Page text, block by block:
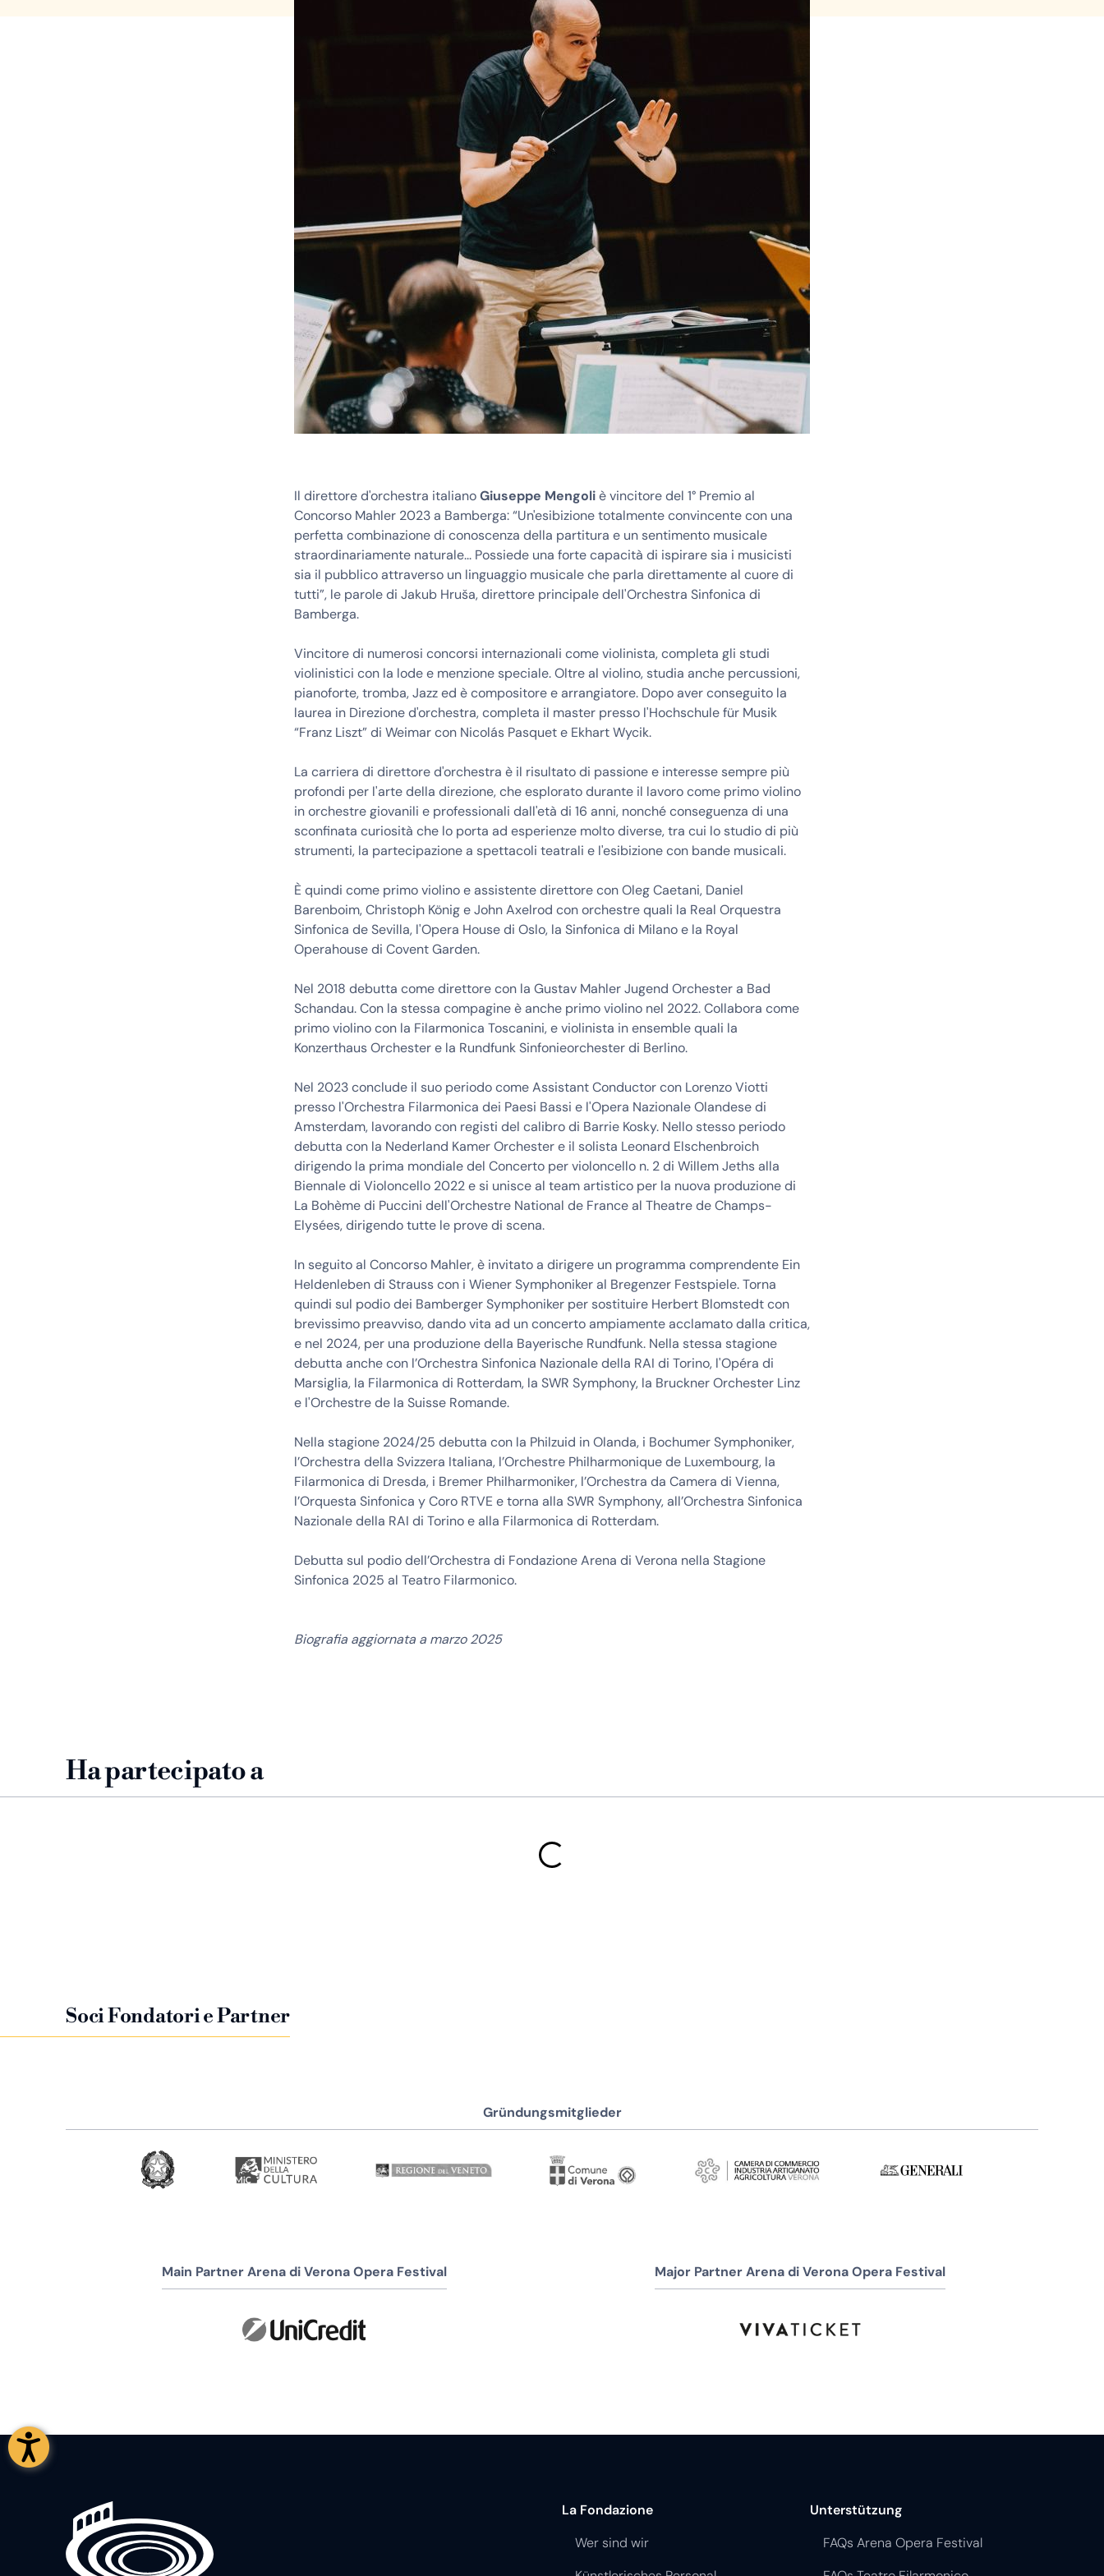
Il direttore d'orchestra italianoGiuseppe Mengoliè vincitore del 1° Premio al
Concorso Mahler 2023 a Bamberga: “Un'esibizione totalmente convincente con una
perfetta combinazione di conoscenza della partitura e un sentimento musicale
straordinariamente naturale... Possiede una forte capacità di ispirare sia i musicisti
sia il pubblico attraverso un linguaggio musicale che parla direttamente al cuore di
tutti”, le parole di Jakub Hruša, direttore principale dell'Orchestra Sinfonica di
Bamberga.
Vincitore di numerosi concorsi internazionali come violinista, completa gli studi
violinistici con la lode e menzione speciale. Oltre al violino, studia anche percussioni,
pianoforte, tromba, Jazz ed è compositore e arrangiatore. Dopo aver conseguito la
laurea in Direzione d'orchestra, completa il master presso l'Hochschule für Musik
“Franz Liszt” di Weimar con Nicolás Pasquet e Ekhart Wycik.
La carriera di direttore d'orchestra è il risultato di passione e interesse sempre più
profondi per l'arte della direzione, che esplorato durante il lavoro come primo violino
in orchestre giovanili e professionali dall'età di 16 anni, nonché conseguenza di una
sconfinata curiosità che lo porta ad esperienze molto diverse, tra cui lo studio di più
strumenti, la partecipazione a spettacoli teatrali e l'esibizione con bande musicali.
È quindi come primo violino e assistente direttore con Oleg Caetani, Daniel
Barenboim, Christoph König e John Axelrod con orchestre quali la Real Orquestra
Sinfonica de Sevilla, l'Opera House di Oslo, la Sinfonica di Milano e la Royal
Operahouse di Covent Garden.
Nel 2018 debutta come direttore con la Gustav Mahler Jugend Orchester a Bad
Schandau. Con la stessa compagine è anche primo violino nel 2022. Collabora come
primo violino con la Filarmonica Toscanini, e violinista in ensemble quali la
Konzerthaus Orchester e la Rundfunk Sinfonieorchester di Berlino.
Nel 2023 conclude il suo periodo come Assistant Conductor con Lorenzo Viotti
presso l'Orchestra Filarmonica dei Paesi Bassi e l'Opera Nazionale Olandese di
Amsterdam, lavorando con registi del calibro di Barrie Kosky. Nello stesso periodo
debutta con la Nederland Kamer Orchester e il solista Leonard Elschenbroich
dirigendo la prima mondiale del Concerto per violoncello n. 2 di Willem Jeths alla
Biennale di Violoncello 2022 e si unisce al team artistico per la nuova produzione di
La Bohème di Puccini dell'Orchestre National de France al Theatre de Champs-
Elysées, dirigendo tutte le prove di scena.
In seguito al Concorso Mahler, è invitato a dirigere un programma comprendente Ein
Heldenleben di Strauss con i Wiener Symphoniker al Bregenzer Festspiele. Torna
quindi sul podio dei Bamberger Symphoniker per sostituire Herbert Blomstedt con
brevissimo preavviso, dando vita ad un concerto ampiamente acclamato dalla critica,
e nel 2024, per una produzione della Bayerische Rundfunk. Nella stessa stagione
debutta anche con l’Orchestra Sinfonica Nazionale della RAI di Torino, l'Opéra di
Marsiglia, la Filarmonica di Rotterdam, la SWR Symphony, la Bruckner Orchester Linz
e l'Orchestre de la Suisse Romande.
Nella stagione 2024/25 debutta con la Philzuid in Olanda, i Bochumer Symphoniker,
l’Orchestra della Svizzera Italiana, l’Orchestre Philharmonique de Luxembourg, la
Filarmonica di Dresda, i Bremer Philharmoniker, l’Orchestra da Camera di Vienna,
l’Orquesta Sinfonica y Coro RTVE e torna alla SWR Symphony, all’Orchestra Sinfonica
Nazionale della RAI di Torino e alla Filarmonica di Rotterdam.
Debutta sul podio dell’Orchestra di Fondazione Arena di Verona nella Stagione
Sinfonica 2025 al Teatro Filarmonico.
Biografia aggiornata a marzo 2025
Ha partecipato a
Soci Fondatori e Partner
Gründungsmitglieder
Main Partner Arena di Verona Opera Festival Major Partner Arena di Verona Opera Festival
La Fondazione
Wer sind wir
Unterstützung
FAQs Arena Opera Festival